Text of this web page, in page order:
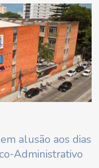
alusão aos dias
Administrativo